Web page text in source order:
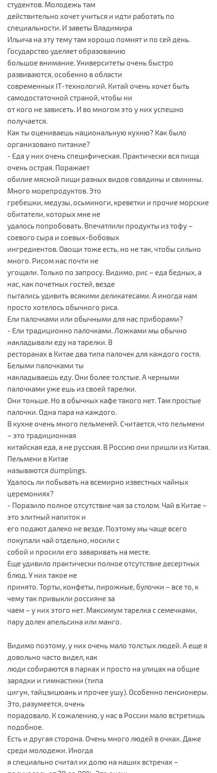
студентов. Молодежь там
действительно хочет учиться и идти работать по
специальности. И заветы Владимира
Ильича на эту тему там хорошо помнят и по сей день.
Государство уделяет образованию
большое внимание. Университеты очень быстро
развиваются, особенно в области
современных IT-технологий. Китай очень хочет быть
самодостаточной страной, чтобы ни
от кого не зависеть. И во многом это у них успешно
получается.
Как ты оцениваешь национальную кухню? Как было
организовано питание?
- Еда у них очень специфическая. Практически вся пища
очень острая. Поражает
обилие мясной пищи разных видов говядины и свинины.
Много морепродуктов. Это
гребешки, медузы, осьминоги, креветки и прочие морские
обитатели, которых мне не
удалось попробовать. Впечатлили продукты из тофу –
соевого сыра и соевых-бобовых
ингредиентов. Овощи тоже есть, но не так, чтобы сильно
много. Рисом нас почти не
угощали. Только по запросу. Видимо, рис – еда бедных, а
нас, как почетных гостей, везде
пытались удивить всякими деликатесами. А иногда нам
просто хотелось обычного риса.
Ели палочками или обычными для нас приборами?
- Ели традиционно палочками. Ложками мы обычно
накладывали еду на тарелки. В
ресторанах в Китае два типа палочек для каждого гостя.
Белыми палочками ты
накладываешь еду. Они более толстые. А черными
палочками уже ешь из своей тарелки.
Они тоньше. Но в обычных кафе такого нет. Там простые
палочки. Одна пара на каждого.
В кухне очень много пельменей. Считается, что пельмени
– это традиционная
китайская еда, а не русская. В Россию они пришли из Китая.
Пельмени в Китае
называются dumplings.
Удалось ли побывать на всемирно известных чайных
церемониях?
- Поразило полное отсутствие чая за столом. Чай в Китае –
это элитный напиток и
его подают далеко не везде. Поэтому мы чаще всего
покупали чай отдельно, носили с
собой и просили его заваривать на месте.
Еще удивило практически полное отсутствие десертных
блюд. У них такое не
принято. Торты, конфеты, пирожные, булочки – все то, к
чему так привыкли россияне за
чаем – у них этого нет. Максимум тарелка с семечками,
пару долек апельсина или манго.
Видимо поэтому, у них очень мало толстых людей. А еще я
довольно часто видел, как
люди собираются в парках и просто на улицах на общие
зарядки и гимнастики (типа
цигун, тайцзицюань и прочее ушу). Особенно пенсионеры.
Это, разумеется, очень
порадовало. К сожалению, у нас в России мало встретишь
подобное.
Есть и другая сторона. Очень много людей в очках. Даже
среди молодежи. Иногда
я специально считал их долю на наших встречах –